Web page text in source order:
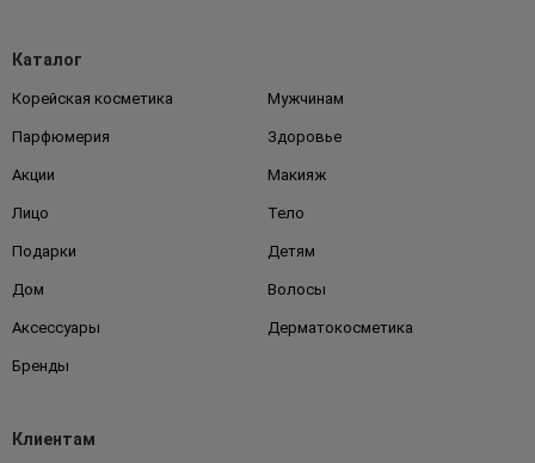
Каталог
Корейская косметика Мужчинам
Парфюмерия Здоровье
Акции Макияж
Лицо Тело
Подарки Детям
Дом Волосы
Аксессуары Дерматокосметика
Бренды
Клиентам